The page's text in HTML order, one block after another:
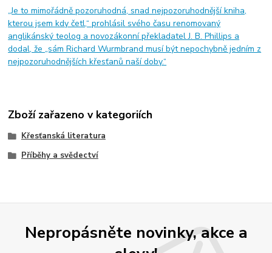
„Je to mimořádně pozoruhodná, snad nejpozoruhodnější kniha,
kterou jsem kdy četl,“ prohlásil svého času renomovaný
anglikánský teolog a novozákonní překladatel J. B. Phillips a
dodal, že „sám Richard Wurmbrand musí být nepochybně jedním z
nejpozoruhodnějších křesťanů naší doby.“
Zboží zařazeno v kategoriích
Křesťanská literatura
Příběhy a svědectví
Nepropásněte novinky, akce a